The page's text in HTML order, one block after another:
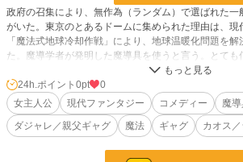
政府の召集により、無作為（ランダム）で選ばれた一
がいた。東京のとあるドームに集められた理由は、現
「魔法式地球冷却作戦」により、地球温暖化問題を
た。魔導学者が発明した魔導具を使うと言う。とて
りと違い、周りの人々は熱狂していた。
魔導具の発動条件は、杖を振りながら「冷たいものを
に冷たい単語が飛び交っていたが、徐々に様子が変わ
24h.ポイント 0pt
0
女主人公
現代ファンタジー コメディー
魔
ダジャレ／親父ギャグ
魔法 ギャグ カオス